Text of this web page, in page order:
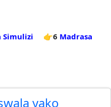
Simulizi 👉6 Madrasa
yako